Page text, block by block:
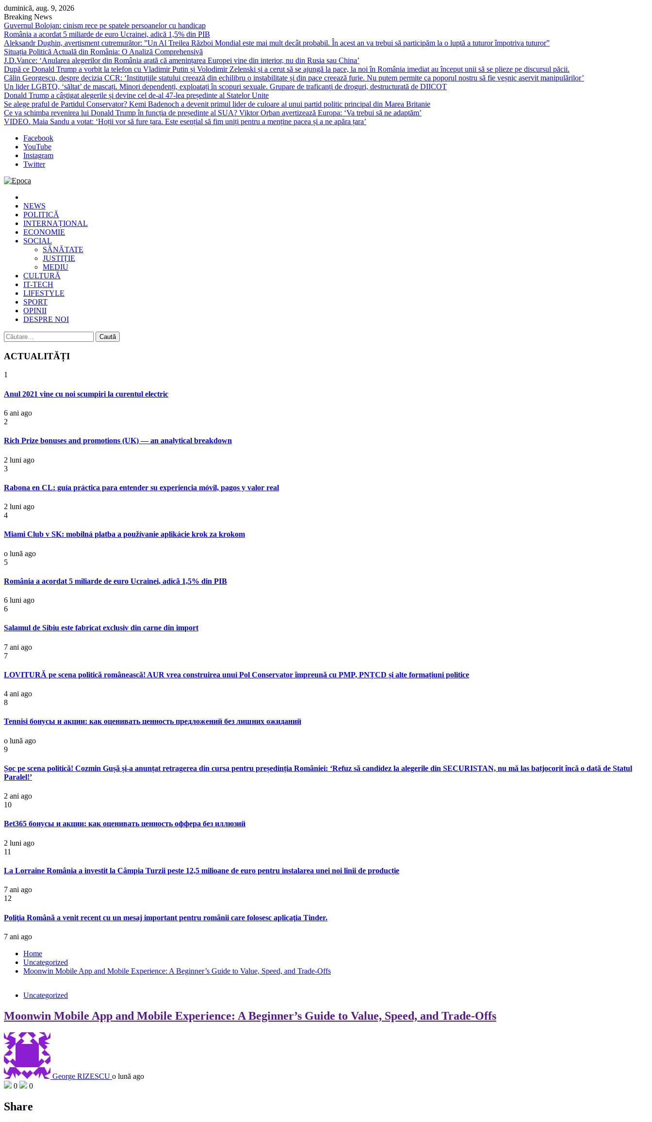
Skip
to
content
duminică, aug. 9, 2026
Breaking News
Guvernul Bolojan: cinism rece pe spatele persoanelor cu handicap
România a acordat 5 miliarde de euro Ucrainei, adică 1,5% din PIB
Aleksandr Dughin, avertisment cutremurător: ”Un Al Treilea Război Mondial este mai mult decât probabil. În acest an va trebui să participăm la o luptă a tuturor împotriva tuturor”
Situația Politică Actuală din România: O Analiză Comprehensivă
J.D.Vance: ‘Anularea alegerilor din România arată că amenințarea Europei vine din interior, nu din Rusia sau China’
După ce Donald Trump a vorbit la telefon cu Vladimir Putin și Volodimir Zelenski și a cerut să se ajungă la pace, la noi în România imediat au început unii să se plieze pe discursul păcii.
Călin Georgescu, despre decizia CCR: ‘Instituțiile statului creează din echilibru o instabilitate și din pace creează furie. Nu putem permite ca poporul nostru să fie veșnic aservit manipulărilor’
Un lider LGBTQ, ‘săltat’ de mascați. Minori dependenți, exploatați în scopuri sexuale. Grupare de traficanți de droguri, destructurată de DIICOT
Donald Trump a câștigat alegerile și devine cel de-al 47-lea președinte al Statelor Unite
Se alege praful de Partidul Conservator? Kemi Badenoch a devenit primul lider de culoare al unui partid politic principal din Marea Britanie
Ce va schimba revenirea lui Donald Trump în funcția de președinte al SUA? Viktor Orban avertizează Europa: ‘Va trebui să ne adaptăm’
VIDEO. Maia Sandu a votat: ‘Hoții vor să fure țara. Este esențial să fim uniți pentru a menține pacea și a ne apăra țara’
Facebook
YouTube
Instagram
Twitter
Epoca
Cele mai noi știri online din România
NEWS
POLITICĂ
INTERNAȚIONAL
ECONOMIE
SOCIAL
SĂNĂTATE
JUSTIȚIE
MEDIU
CULTURĂ
IT-TECH
LIFESTYLE
SPORT
OPINII
DESPRE NOI
Caută
după:
ACTUALITĂȚI
1
Anul 2021 vine cu noi scumpiri la curentul electric
6 ani ago
2
Rich Prize bonuses and promotions (UK) — an analytical breakdown
2 luni ago
3
Rabona en CL: guía práctica para entender su experiencia móvil, pagos y valor real
2 luni ago
4
Miami Club v SK: mobilná platba a používanie aplikácie krok za krokom
o lună ago
5
România a acordat 5 miliarde de euro Ucrainei, adică 1,5% din PIB
6 luni ago
6
Salamul de Sibiu este fabricat exclusiv din carne din import
7 ani ago
7
LOVITURĂ pe scena politică românească! AUR vrea construirea unui Pol Conservator împreună cu PMP, PNȚCD și alte formațiuni politice
4 ani ago
8
Tennisi бонусы и акции: как оценивать ценность предложений без лишних ожиданий
o lună ago
9
Șoc pe scena politică! Cozmin Gușă și-a anunțat retragerea din cursa pentru președinția României: ‘Refuz să candidez la alegerile din SECURISTAN, nu mă las batjocorit încă o dată de Statul
Paralel!’
2 ani ago
10
Bet365 бонусы и акции: как оценивать ценность оффера без иллюзий
2 luni ago
11
La Lorraine România a investit la Câmpia Turzii peste 12,5 milioane de euro pentru instalarea unei noi linii de producție
7 ani ago
12
Poliţia Română a venit recent cu un mesaj important pentru românii care folosesc aplicaţia Tinder.
7 ani ago
Home
Uncategorized
Moonwin Mobile App and Mobile Experience: A Beginner’s Guide to Value, Speed, and Trade-Offs
Uncategorized
Moonwin Mobile App and Mobile Experience: A Beginner’s Guide to Value, Speed, and Trade-Offs
George RIZESCU o lună ago
0
0
Share